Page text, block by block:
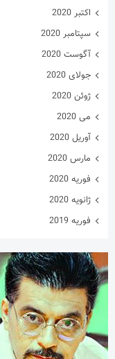
اکتبر 2020
سپتامبر 2020
آگوست 2020
جولای 2020
ژوئن 2020
می 2020
آوریل 2020
مارس 2020
فوریه 2020
ژانویه 2020
فوریه 2019